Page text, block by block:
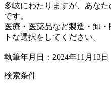
多岐にわたりますが、あな
です。
医療・医薬品など製造・卸
トな選択をしてください。
執筆年月日：2024年11月13日
検索条件